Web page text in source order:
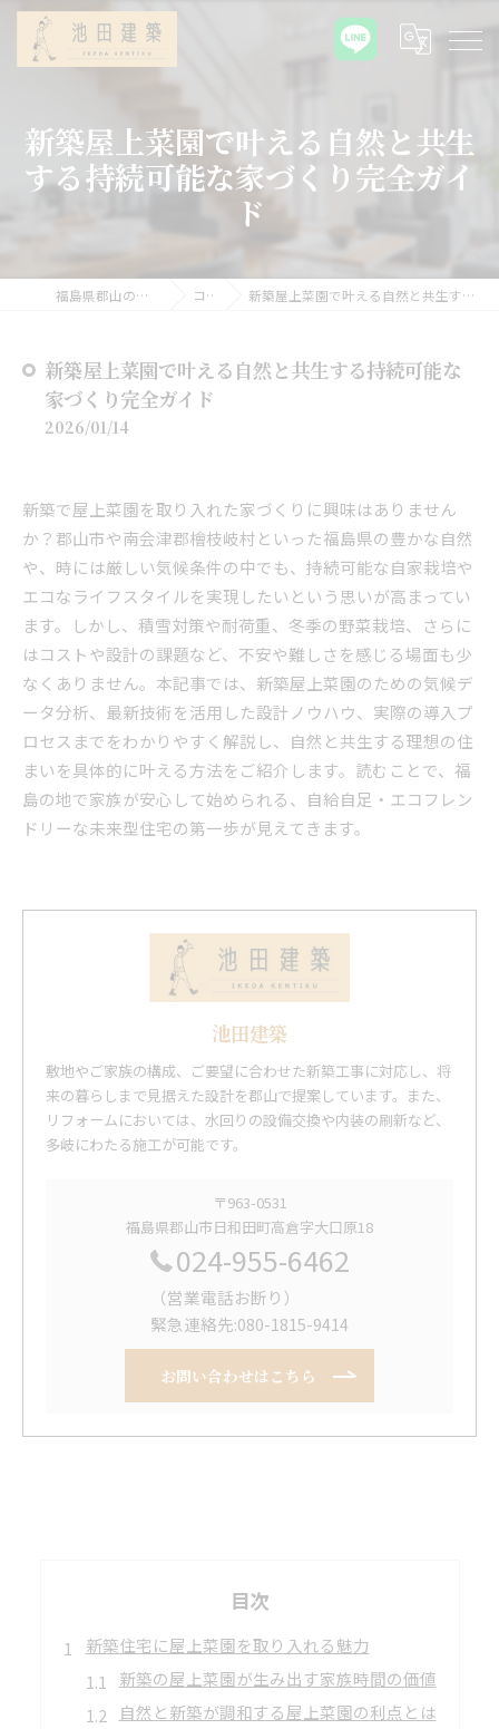
新築屋上菜園で叶える自然と共生
する持続可能な家づくり完全ガイ
ド
福島県郡山の新築なら池田建築 コラム 新築屋上菜園で叶える自然と共生する持続可能な家づくり完全ガイド
新築屋上菜園で叶える自然と共生する持続可能な
家づくり完全ガイド
2026/01/14
新築で屋上菜園を取り入れた家づくりに興味はありません
か？郡山市や南会津郡檜枝岐村といった福島県の豊かな自然
や、時には厳しい気候条件の中でも、持続可能な自家栽培や
エコなライフスタイルを実現したいという思いが高まってい
ます。しかし、積雪対策や耐荷重、冬季の野菜栽培、さらに
はコストや設計の課題など、不安や難しさを感じる場面も少
なくありません。本記事では、新築屋上菜園のための気候デ
ータ分析、最新技術を活用した設計ノウハウ、実際の導入プ
ロセスまでをわかりやすく解説し、自然と共生する理想の住
まいを具体的に叶える方法をご紹介します。読むことで、福
島の地で家族が安心して始められる、自給自足・エコフレン
ドリーな未来型住宅の第一歩が見えてきます。
池田建築
敷地やご家族の構成、ご要望に合わせた新築工事に対応し、将
来の暮らしまで見据えた設計を郡山で提案しています。また、
リフォームにおいては、水回りの設備交換や内装の刷新など、
多岐にわたる施工が可能です。
〒963-0531
福島県郡山市日和田町高倉字大口原18
024-955-6462
（営業電話お断り）
緊急連絡先:080-1815-9414
お問い合わせはこちら
目次
新築住宅に屋上菜園を取り入れる魅力
新築の屋上菜園が生み出す家族時間の価値
自然と新築が調和する屋上菜園の利点とは